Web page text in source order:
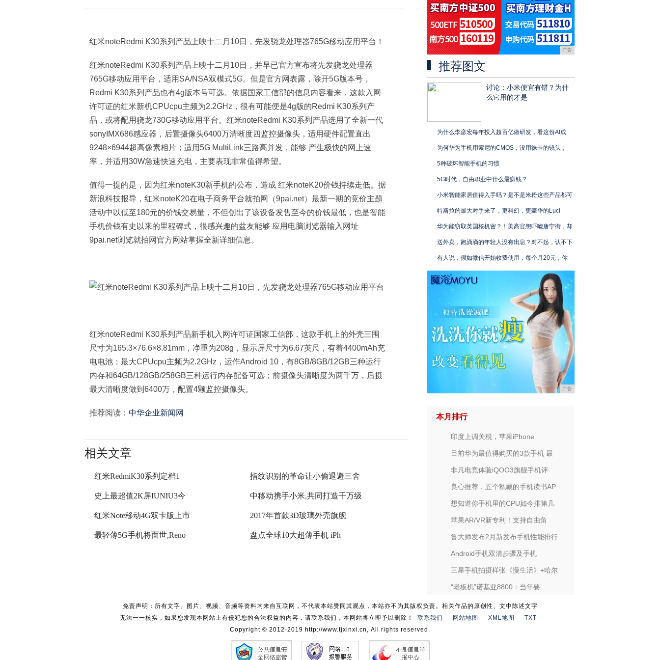
红米noteRedmi K30系列产品上映十二月10日，先发骁龙处理器765G移动应用平台！
红米noteRedmi K30系列产品上映十二月10日，并早已官方宣布将先发骁龙处理器
765G移动应用平台，适用SA/NSA双模式5G。但是官方网表露，除开5G版本号，
Redmi K30系列产品也有4g版本号可选。依据国家工信部的信息内容看来，这款入网
许可证的红米新机CPUcpu主频为2.2GHz，很有可能便是4g版的Redmi K30系列产
品，或将配用骁龙730G移动应用平台。红米noteRedmi K30系列产品选用了全新一代
sonyIMX686感应器，后置摄像头6400万清晰度四监控摄像头，适用硬件配置直出
9248×6944超高像素相片；适用5G MultiLink三路高并发，能够 产生极快的网上速
率，并适用30W急速快速充电，主要表现非常值得希望。
值得一提的是，因为红米noteK30新手机的公布，造成 红米noteK20价钱持续走低。据
新浪科技报导，红米noteK20在电子商务平台就拍网（9pai.net）最新一期的竞价主题
活动中以低至180元的价钱交易量，不但创出了该设备发售至今的价钱最低，也是智能
手机价钱有史以来的里程碑式，很感兴趣的盆友能够 应用电脑浏览器输入网址
9pai.net浏览就拍网官方网站掌握全新详细信息。
红米noteRedmi K30系列产品新手机入网许可证国家工信部，这款手机上的外壳三围
尺寸为165.3×76.6×8.81mm，净重为208g，显示屏尺寸为6.67英尺，有着4400mAh充
电电池；最大CPUcpu主频为2.2GHz，运作Android 10，有8GB/8GB/12GB三种运行
内存和64GB/128GB/258GB三种运行内存配备可选；前摄像头清晰度为两千万，后摄
最大清晰度做到6400万，配置4颗监控摄像头。
推荐阅读： 中华企业新闻网
相关文章
红米RedmiK30系列定档1 指纹识别的革命让小偷退避三舍
史上最超值2K屏IUNIU3今 中移动携手小米,共同打造千万级
红米Note移动4G双卡版上市 2017年首款3D玻璃外壳旗舰
最轻薄5G手机将面世,Reno 盘点全球10大超薄手机 iPh
广告
推荐图文
讨论：小米便宜有错？为什
么它用的才是
为什么李彦宏每年投入超百亿做研发，看这份AI成
为何华为手机用索尼的CMOS，没用徕卡的镜头，
5种破坏智能手机的习惯
5G时代，自由职业中什么最赚钱？
小米智能家居值得入手吗？是不是米粉这些产品都可
特斯拉的最大对手来了，更科幻，更豪华的Luci
华为能窃取英国核机密？！美高官想吓唬唐宁街，却
送外卖，跑滴滴的年轻人没有出息？对不起，认不下
有人说，假如微信开始收费使用，每个月20元，你
广告
本月排行
印度上调关税，苹果iPhone
目前华为最值得购买的3款手机 最
非凡电竞体验iQOO3旗舰手机评
良心推荐，五个私藏的手机读书AP
想知道你手机里的CPU如今排第几
苹果AR/VR新专利！支持自由角
鲁大师发布2月新发布手机性能排行
Android手机双清步骤及手机
三星手机拍摄样张《慢生活》+哈尔
“老板机”诺基亚8800：当年要
免责声明：所有文字、图片、视频、音频等资料均来自互联网，不代表本站赞同其观点，本站亦不为其版权负责。相关作品的原创性、文中陈述文字
无法一一核实，如果您发现本网站上有侵犯您的合法权益的内容，请联系我们，本网站将立即予以删除！
联系我们 网站地图 XML地图
TXT
Copyright © 2012-2019 http://www.tjxinxi.cn, All rights reserved.